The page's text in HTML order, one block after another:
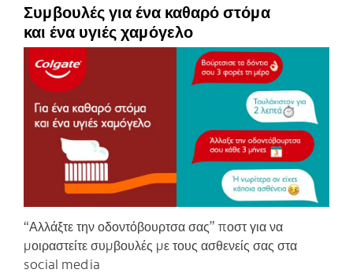
Συµβουλές για ένα καθαρό στόμα
και ένα υγιές χαμόγελο
C
“Αλλάξτε την οδοντόβουρτσα σας” ποστ για να
μοιραστείτε συμβουλές με τους ασθενείς σας στα
social media